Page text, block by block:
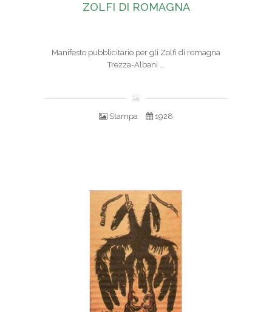
ZOLFI DI ROMAGNA
Manifesto pubblicitario per gli Zolfi di romagna
Trezza-Albani ...
Stampa 1928